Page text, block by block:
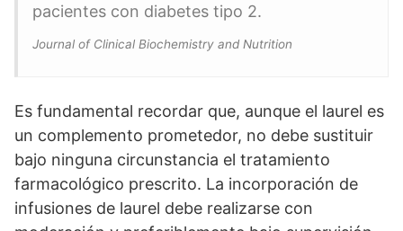
pacientes con diabetes tipo 2.
Journal of Clinical Biochemistry and Nutrition
Es fundamental recordar que, aunque el laurel es
un complemento prometedor, no debe sustituir
bajo ninguna circunstancia el tratamiento
farmacológico prescrito. La incorporación de
infusiones de laurel debe realizarse con